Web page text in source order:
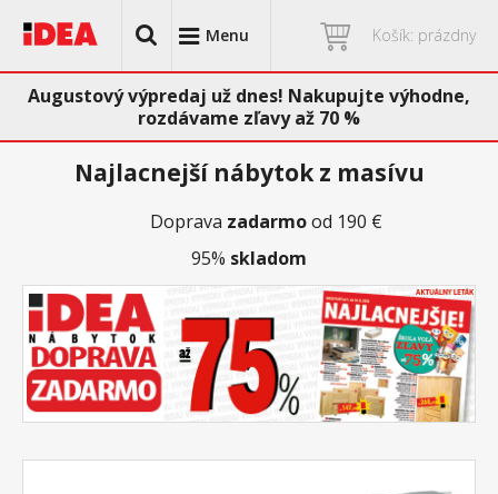
Menu Košík: prázdny
Augustový výpredaj už dnes! Nakupujte výhodne,
rozdávame zľavy až 70 %
Najlacnejší nábytok z masívu
Doprava zadarmood 190 €
95% skladom